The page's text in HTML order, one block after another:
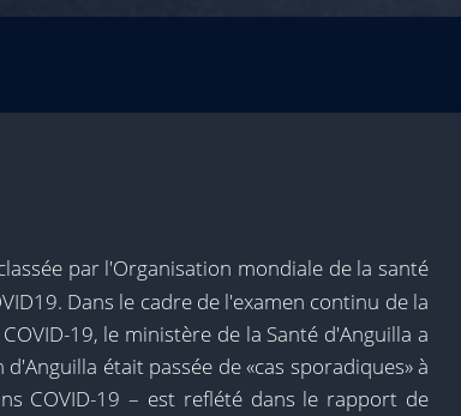
par l'Organisation mondiale de la santé
Dans le cadre de l'examen continu de la
19, le ministère de la Santé d'Anguilla a
était passée de «cas sporadiques» à
COVID-19 – est reflété dans le rapport de